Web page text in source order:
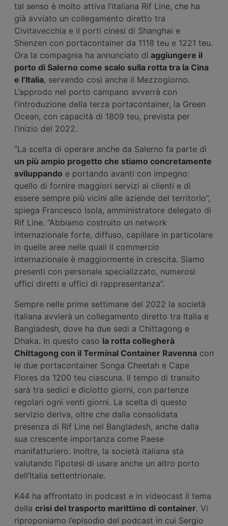
tal senso è molto attiva l’italiana Rif Line, che ha
già avviato un collegamento diretto tra
Civitavecchia e il porti cinesi di Shanghai e
Shenzen con portacontainer da 1118 teu e 1221 teu.
Ora la compagnia ha annunciato di aggiungere il
porto di Salerno come scalo sulla rotta tra la Cina
e l’Italia, servendo così anche il Mezzogiorno.
L’approdo nel porto campano avverrà con
l’introduzione della terza portacontainer, la Green
Ocean, con capacità di 1809 teu, prevista per
l’inizio del 2022.
“La scelta di operare anche da Salerno fa parte di
un più ampio progetto che stiamo concretamente
sviluppando e portando avanti con impegno:
quello di fornire maggiori servizi ai clienti e di
essere sempre più vicini alle aziende del territorio”,
spiega Francesco Isola, amministratore delegato di
Rif Line. “Abbiamo costruito un network
internazionale forte, diffuso, capillare in particolare
in quelle aree nelle quali il commercio
internazionale è maggiormente in crescita. Siamo
presenti con personale specializzato, numerosi
uffici diretti e uffici di rappresentanza”.
Sempre nelle prime settimane del 2022 la società
italiana avvierà un collegamento diretto tra Italia e
Bangladesh, dove ha due sedi a Chittagong e
Dhaka. In questo caso la rotta collegherà
Chittagong con il Terminal Container Ravenna con
le due portacontainer Songa Cheetah e Cape
Flores da 1200 teu ciascuna. Il tempo di transito
sarà tra sedici e diciotto giorni, con partenze
regolari ogni venti giorni. La scelta di questo
servizio deriva, oltre che dalla consolidata
presenza di Rif Line nel Bangladesh, anche dalla
sua crescente importanza come Paese
manifatturiero. Inoltre, la società italiana sta
valutando l’ipotesi di usare anche un altro porto
dell’Italia settentrionale.
K44 ha affrontato in podcast e in videocast il tema
della crisi del trasporto marittimo di container. Vi
riproponiamo l’episodio del podcast in cui Sergio